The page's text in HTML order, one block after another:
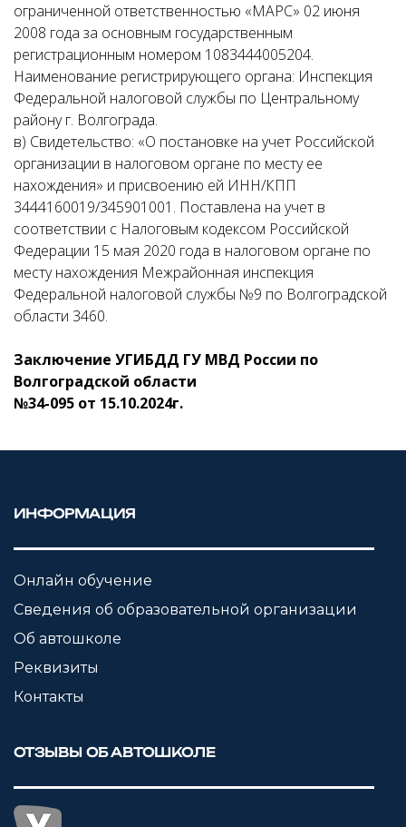
ограниченной ответственностью «МАРС» 02 июня
2008 года за основным государственным
регистрационным номером 1083444005204.
Наименование регистрирующего органа: Инспекция
Федеральной налоговой службы по Центральному
району г. Волгограда.
в) Свидетельство: «О постановке на учет Российской
организации в налоговом органе по месту ее
нахождения» и присвоению ей ИНН/КПП
3444160019/345901001. Поставлена на учет в
соответствии с Налоговым кодексом Российской
Федерации 15 мая 2020 года в налоговом органе по
месту нахождения Межрайонная инспекция
Федеральной налоговой службы №9 по Волгоградской
области 3460.
Заключение УГИБДД ГУ МВД России по
Волгоградской области
№34-095 от 15.10.2024г.
ИНФОРМАЦИЯ
Онлайн обучение
Сведения об образовательной организации
Об автошколе
Реквизиты
Контакты
ОТЗЫВЫ ОБ АВТОШКОЛЕ